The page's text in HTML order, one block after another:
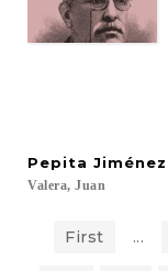
Pepita Jiménez
Valera, Juan
First ...